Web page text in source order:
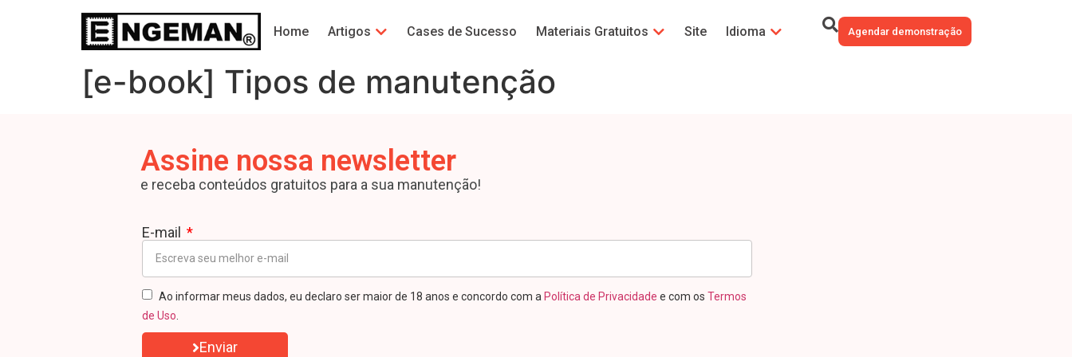
Home Artigos Cases de Sucesso Materiais Gratuitos Site Idioma Agendar demonstração
[e-book] Tipos de manutenção
Assine nossa newsletter
e receba conteúdos gratuitos para a sua manutenção!
E-mail
Ao informar meus dados, eu declaro ser maior de 18 anos e concordo com a Política de Privacidade e com os Termos
de Uso
Enviar